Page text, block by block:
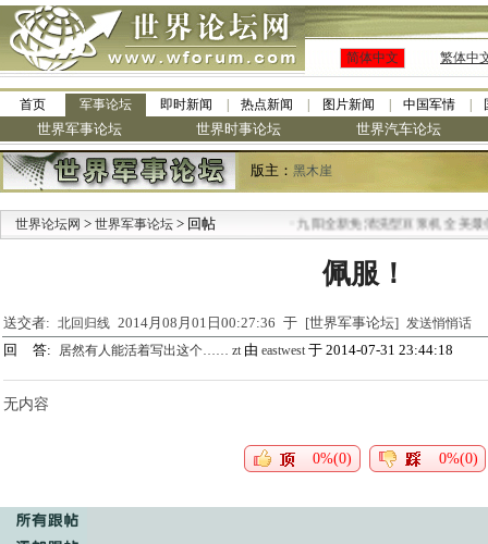
简体中文 繁体中
首页 军事论坛 即时新闻 热点新闻 图片新闻 中国军情
世界军事论坛 世界时事论坛 世界汽车论坛
版主： 黑木崖
世界论坛网 > 世界军事论坛 > 回帖 九阳全新免清洗型豆浆机 全美最低
佩服！
送交者: 北回归线 2014月08月01日00:27:36 于 [世界军事论坛] 发送悄悄话
回 答: 居然有人能活着写出这个…… zt 由 eastwest 于 2014-07-31 23:44:18
无内容
0%(0) 0%(0)